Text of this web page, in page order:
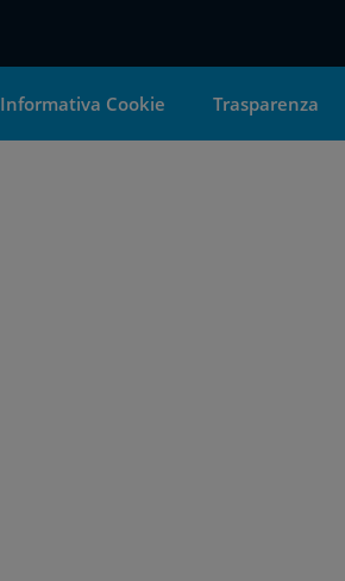
Informativa Cookie Trasparenza